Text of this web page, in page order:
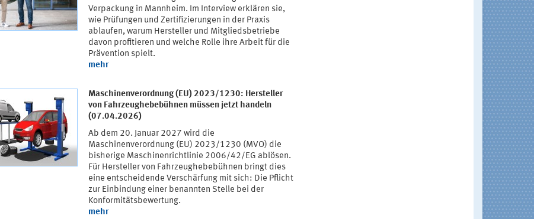
Verpackung in Mannheim. Im Interview erklären sie,
wie Prüfungen und Zertifizierungen in der Praxis
ablaufen, warum Hersteller und Mitgliedsbetriebe
davon profitieren und welche Rolle ihre Arbeit für die
Prävention spielt.
mehr
Maschinenverordnung (EU) 2023/1230: Hersteller
von Fahrzeughebebühnen müssen jetzt handeln
(07.04.2026)
Ab dem 20. Januar 2027 wird die
Maschinenverordnung (EU) 2023/1230 (MVO) die
bisherige Maschinenrichtlinie 2006/42/EG ablösen.
Für Hersteller von Fahrzeughebebühnen bringt dies
eine entscheidende Verschärfung mit sich: Die Pflicht
zur Einbindung einer benannten Stelle bei der
Konformitätsbewertung.
mehr